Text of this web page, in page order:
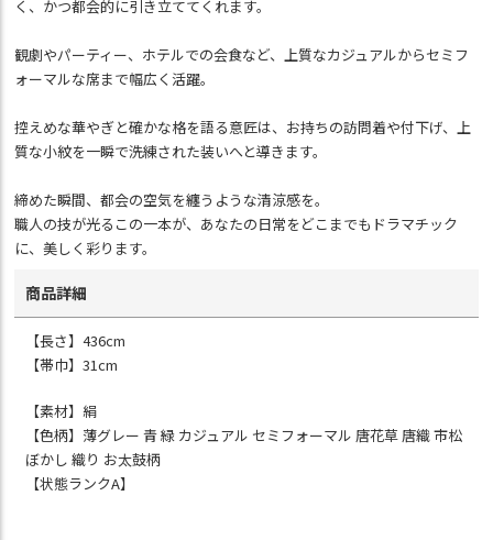
く、かつ都会的に引き立ててくれます。
観劇やパーティー、ホテルでの会食など、上質なカジュアルからセミフ
ォーマルな席まで幅広く活躍。
控えめな華やぎと確かな格を語る意匠は、お持ちの訪問着や付下げ、上
質な小紋を一瞬で洗練された装いへと導きます。
締めた瞬間、都会の空気を纏うような清涼感を。
職人の技が光るこの一本が、あなたの日常をどこまでもドラマチック
に、美しく彩ります。
商品詳細
【長さ】436cm
【帯巾】31cm
【素材】絹
【色柄】薄グレー 青 緑 カジュアル セミフォーマル 唐花草 唐織 市松
ぼかし 織り お太鼓柄
【状態ランクA】